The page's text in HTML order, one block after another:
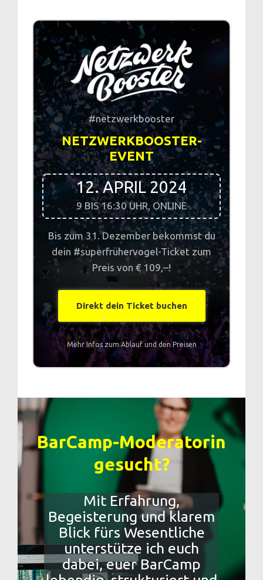
#netzwerkbooster
NETZWERKBOOSTER-
EVENT
12. APRIL 2024
9 BIS 16:30 UHR, ONLINE
Bis zum 31. Dezember bekommst du
dein #superfrühervogel-Ticket zum
Preis von € 109,–!
Direkt dein Ticket buchen
Mehr Infos zum Ablauf und den Preisen
BarCamp-Moderatorin
gesucht?
Mit Erfahrung,
Begeisterung und klarem
Blick fürs Wesentliche
unterstütze ich euch
dabei, euer BarCamp